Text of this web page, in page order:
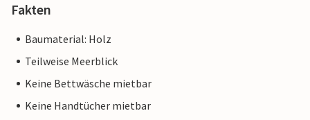
Fakten
Baumaterial: Holz
Teilweise Meerblick
Keine Bettwäsche mietbar
Keine Handtücher mietbar